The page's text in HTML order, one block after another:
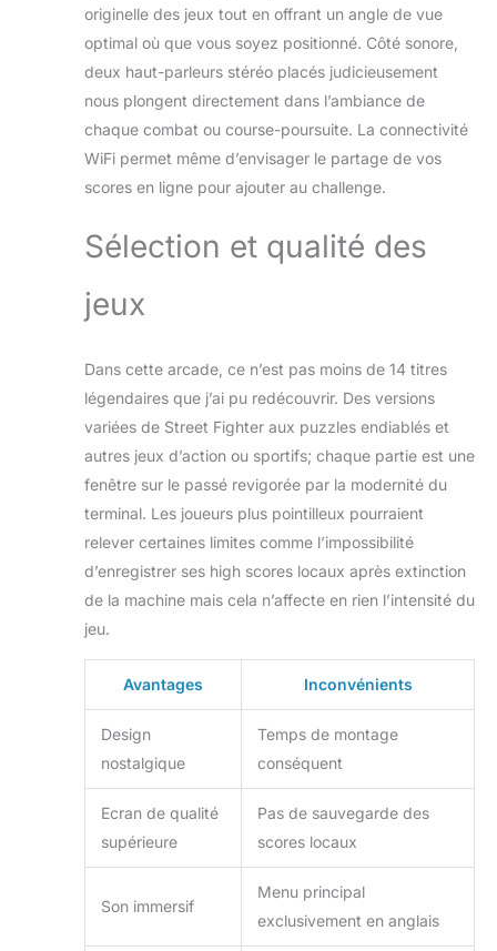
originelle des jeux tout en offrant un angle de vue
optimal où que vous soyez positionné. Côté sonore,
deux haut-parleurs stéréo placés judicieusement
nous plongent directement dans l’ambiance de
chaque combat ou course-poursuite. La connectivité
WiFi permet même d’envisager le partage de vos
scores en ligne pour ajouter au challenge.
Sélection et qualité des
jeux
Dans cette arcade, ce n’est pas moins de 14 titres
légendaires que j’ai pu redécouvrir. Des versions
variées de Street Fighter aux puzzles endiablés et
autres jeux d’action ou sportifs; chaque partie est une
fenêtre sur le passé revigorée par la modernité du
terminal. Les joueurs plus pointilleux pourraient
relever certaines limites comme l’impossibilité
d’enregistrer ses high scores locaux après extinction
de la machine mais cela n’affecte en rien l’intensité du
jeu.
Avantages Inconvénients
Design
nostalgique
Temps de montage
conséquent
Ecran de qualité
supérieure
Pas de sauvegarde des
scores locaux
Son immersif
Menu principal
exclusivement en anglais